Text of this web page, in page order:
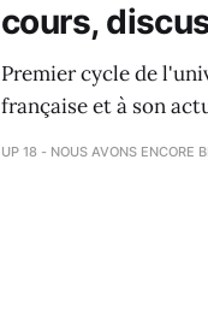
cours,
Premier cycle de
française et à son
UP 18 - NOUS AVONS ENCORE